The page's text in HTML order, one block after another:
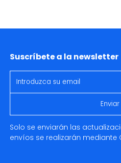
Suscríbete a la newsletter
Solo se enviarán las
envíos se realizarán mediante